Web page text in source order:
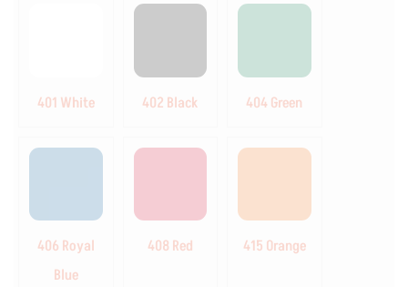
401 White 402 Black 404 Green
406 Royal
Blue
408 Red 415 Orange